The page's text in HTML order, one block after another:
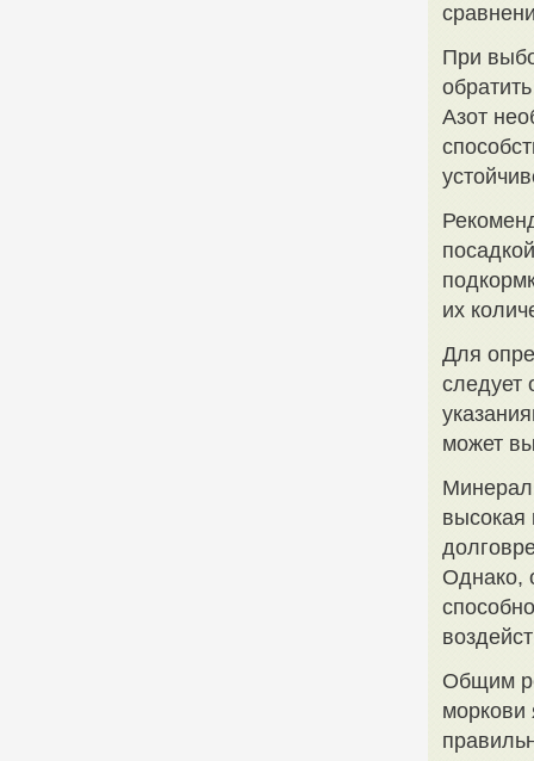
При
Азот
их
Для
следует
может
высокая
Однако,
Общим
моркови